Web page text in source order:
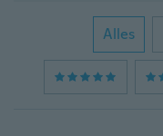
Alles